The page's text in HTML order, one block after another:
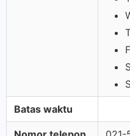
Batas waktu